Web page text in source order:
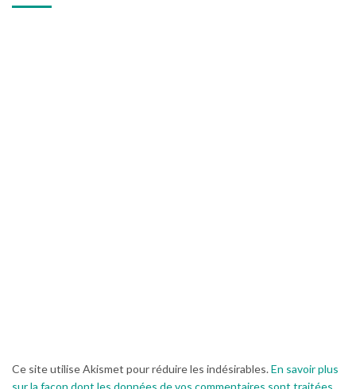
Ce site utilise Akismet pour réduire les indésirables.En savoir plus
sur la façon dont les données de vos commentaires sont traitées.